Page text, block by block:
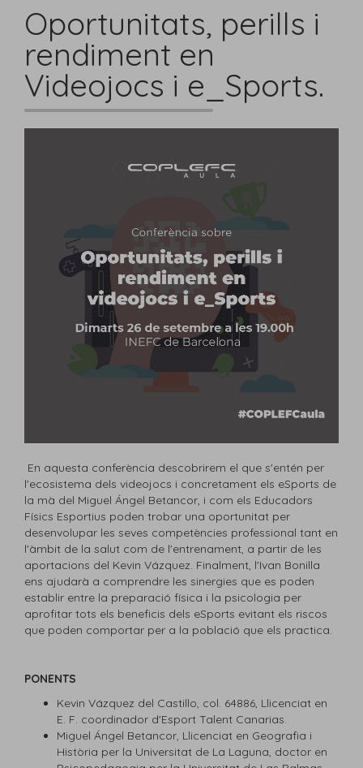
Oportunitats, perills i
rendiment en
Videojocs i e_Sports.
En aquesta conferència descobrirem el que s'entén per
l'ecosistema dels videojocs i concretament els eSports de
la mà del Miguel Ángel Betancor, i com els Educadors
Físics Esportius poden trobar una oportunitat per
desenvolupar les seves competències professional tant en
l'àmbit de la salut com de l'entrenament, a partir de les
aportacions del Kevin Vázquez. Finalment, l'Ivan Bonilla
ens ajudarà a comprendre les sinergies que es poden
establir entre la preparació física i la psicologia per
aprofitar tots els beneficis dels eSports evitant els riscos
que poden comportar per a la població que els practica.
PONENTS
Kevin Vázquez del Castillo, col. 64886, Llicenciat en
E. F. coordinador d'Esport Talent Canarias.
Miguel Ángel Betancor, Llicenciat en Geografia i
Història per la Universitat de La Laguna, doctor en